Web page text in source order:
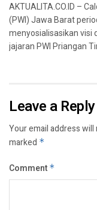
AKTUALITA.CO.ID –
(PWI) Jawa Barat
menyosialisasikan visi
jajaran PWI Priangan
Leave a Reply
Your email address
marked *
Comment *